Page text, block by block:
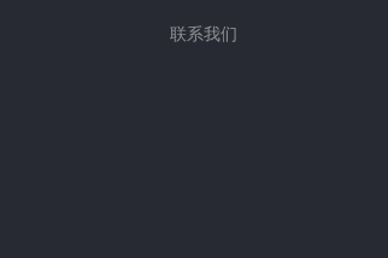
联系我们